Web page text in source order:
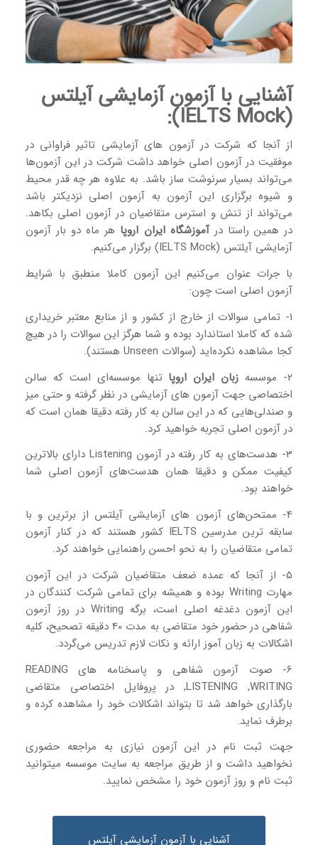
آشنایی با آزمون آزمایشی آیلتس
(IELTS Mock):
از آنجا که شرکت در آزمون های آزمایشی تاثیر فراوانی در
موفقیت در آزمون اصلی خواهد داشت شرکت در این آزمون‌ها
می‌تواند بسیار سرنوشت ساز باشد. به علاوه هر چه قدر محیط
و شیوه برگزاری این آزمون به آزمون اصلی نزدیکتر باشد
می‌تواند از تنش و استرس متقاضیان در آزمون اصلی بکاهد.
در همین راستا درآموزشگاه ایران اروپا هر ماه دو بار آزمون
آزمایشی آیلتس (IELTS Mock) برگزار می‌کنیم.
با جرات عنوان می‌کنیم این آزمون کاملا منطبق با شرایط
آزمون اصلی است چون:
1- تمامی سوالات از خارج از کشور و از منابع معتبر خریداری
شده که کاملا استاندارد بوده و شما هرگز این سوالات را در هیچ
کجا مشاهده نکرده‌اید (سوالات Unseen هستند).
2- موسسه
زبان ایران اروپا تنها موسسه‌ای است که سالن
اختصاصی جهت آزمون های آزمایشی در نظر گرفته و حتی میز
و صندلی‌هایی که در این سالن به کار رفته دقیقا همان است که
در آزمون اصلی تجربه خواهید کرد.
3- هدست‌های به کار رفته در آزمون Listening دارای بالاترین
کیفیت ممکن و دقیقا همان هدست‌های آزمون اصلی شما
خواهند بود.
4- ممتحن‌های آزمون های آزمایشی آیلتس از برترین و با
سابقه ترین مدرسین IELTS کشور هستند که در کنار آزمون
تمامی متقاضیان را به نحو احسن راهنمایی خواهند کرد.
5- از آنجا که عمده ضعف متقاضیان شرکت در این آزمون
مهارت Writing بوده و همیشه برای تمامی شرکت کنندگان در
این آزمون دغدغه اصلی است، برگه Writing در روز آزمون
شفاهی در حضور خود متقاضی به مدت 40 دقیقه تصحیح، کلیه
اشکالات به زبان آموز ارائه و نکات لازم تدریس می‌گردد.
6- صوت آزمون شفاهی و پاسخنامه های READING
,LISTENING ,WRITING در پروفایل اختصاصی متقاضی
بارگذاری خواهد شد تا بتواند اشکالات خود را مشاهده کرده و
برطرف نماید.
جهت ثبت نام در این آزمون نیازی به مراجعه حضوری
نخواهید داشت و از طریق مراجعه به سایت موسسه میتوانید
ثبت نام و روز آزمون خود را مشخص نمایید.
آشنایی با آزمون آزمایشی آیلتس